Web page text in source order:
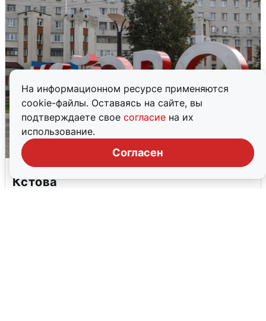
На информационном ресурсе применяются
cookie-файлы. Оставаясь на сайте, вы
подтверждаете свое согласие на их
использование.
Согласен
Грохот в небе разбудил жителей
Кстова